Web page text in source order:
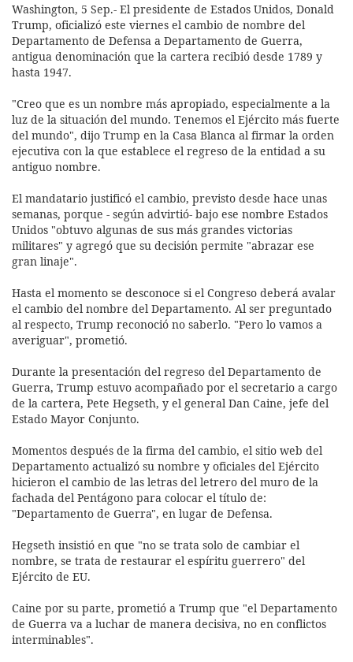
Washington, 5 Sep.- El presidente de Estados Unidos, Donald
Trump, oficializó este viernes el cambio de nombre del
Departamento de Defensa a Departamento de Guerra,
antigua denominación que la cartera recibió desde 1789 y
hasta 1947.
"Creo que es un nombre más apropiado, especialmente a la
luz de la situación del mundo. Tenemos el Ejército más fuerte
del mundo", dijo Trump en la Casa Blanca al firmar la orden
ejecutiva con la que establece el regreso de la entidad a su
antiguo nombre.
El mandatario justificó el cambio, previsto desde hace unas
semanas, porque - según advirtió- bajo ese nombre Estados
Unidos "obtuvo algunas de sus más grandes victorias
militares" y agregó que su decisión permite "abrazar ese
gran linaje".
Hasta el momento se desconoce si el Congreso deberá avalar
el cambio del nombre del Departamento. Al ser preguntado
al respecto, Trump reconoció no saberlo. "Pero lo vamos a
averiguar", prometió.
Durante la presentación del regreso del Departamento de
Guerra, Trump estuvo acompañado por el secretario a cargo
de la cartera, Pete Hegseth, y el general Dan Caine, jefe del
Estado Mayor Conjunto.
Momentos después de la firma del cambio, el sitio web del
Departamento actualizó su nombre y oficiales del Ejército
hicieron el cambio de las letras del letrero del muro de la
fachada del Pentágono para colocar el título de:
"Departamento de Guerra", en lugar de Defensa.
Hegseth insistió en que "no se trata solo de cambiar el
nombre, se trata de restaurar el espíritu guerrero" del
Ejército de EU.
Caine por su parte, prometió a Trump que "el Departamento
de Guerra va a luchar de manera decisiva, no en conflictos
interminables".